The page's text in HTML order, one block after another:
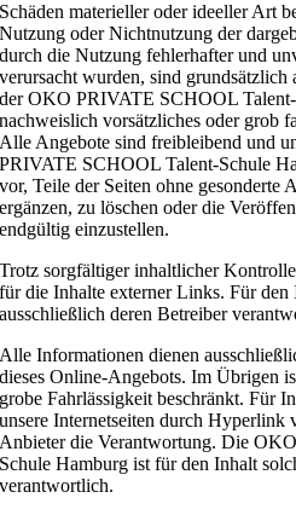
Schäden materieller oder ideeller Art
Nutzung oder Nichtnutzung der
durch die Nutzung fehlerhafter und
verursacht wurden, sind grundsätzlich
der OKO PRIVATE SCHOOL
nachweislich vorsätzliches oder grob
Alle Angebote sind freibleibend und
PRIVATE SCHOOL Talent-Schule
vor, Teile der Seiten ohne gesonderte
ergänzen, zu löschen oder die
endgültig einzustellen.
Trotz sorgfältiger inhaltlicher
für die Inhalte externer Links. Für
ausschließlich deren Betreiber
Alle Informationen dienen
dieses Online-Angebots. Im Übrigen
grobe Fahrlässigkeit beschränkt. Für
unsere Internetseiten durch Hyperlink
Anbieter die Verantwortung. Die
Schule Hamburg ist für den Inhalt
verantwortlich.